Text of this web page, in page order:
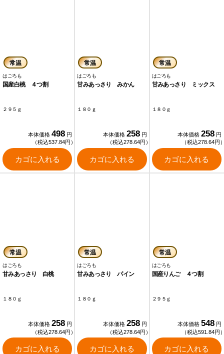
常温
はごろも
国産白桃 ４つ割
２９５ｇ
本体価格 498 円
（税込537.84円）
カゴに入れる
常温
はごろも
甘みあっさり みかん
１８０ｇ
本体価格 258 円
（税込278.64円）
カゴに入れる
常温
はごろも
甘みあっさり ミックス
１８０ｇ
本体価格 258 円
（税込278.64円
カゴに入れる
常温
はごろも
甘みあっさり 白桃
１８０ｇ
本体価格 258 円
（税込278.64円）
カゴに入れる
常温
はごろも
甘みあっさり パイン
１８０ｇ
本体価格 258 円
（税込278.64円）
カゴに入れる
常温
はごろも
国産りんご ４つ割
２９５ｇ
本体価格 548 円
（税込591.84円
カゴに入れる